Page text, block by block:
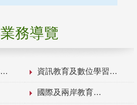
業務導覽
資訊教育及數位學習
國際及兩岸教育